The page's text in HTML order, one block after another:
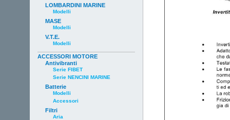
LOMBARDINI MARINE
Modelli
MASE
Modelli
V.T.E.
Modelli
ACCESSORI MOTORE
Antivibranti
Serie FIBET
Serie NENCINI MARINE
Batterie
Modelli
Accessori
Filtri
Aria